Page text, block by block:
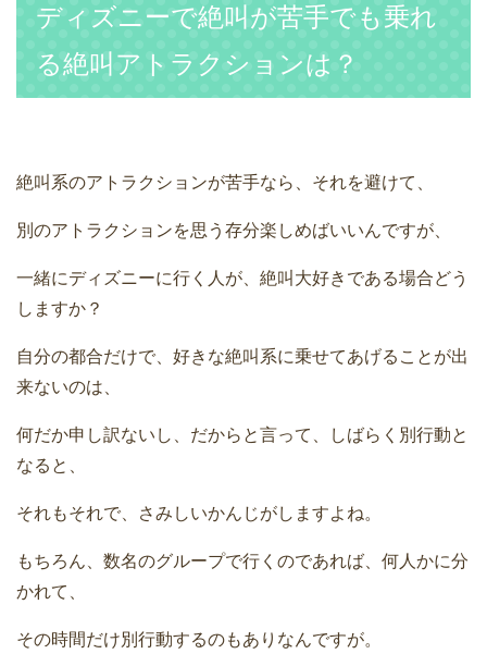
ディズニーで絶叫が苦手でも乗れ
る絶叫アトラクションは？
絶叫系のアトラクションが苦手なら、それを避けて、
別のアトラクションを思う存分楽しめばいいんですが、
一緒にディズニーに行く人が、絶叫大好きである場合どう
しますか？
自分の都合だけで、好きな絶叫系に乗せてあげることが出
来ないのは、
何だか申し訳ないし、だからと言って、しばらく別行動と
なると、
それもそれで、さみしいかんじがしますよね。
もちろん、数名のグループで行くのであれば、何人かに分
かれて、
その時間だけ別行動するのもありなんですが。